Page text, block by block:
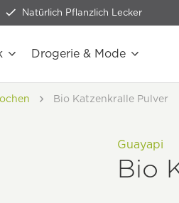
Natürlich Pflanzlich Lecker
Drogerie & Mode
Bio Katzenkralle Pulver
Guayapi
Bio